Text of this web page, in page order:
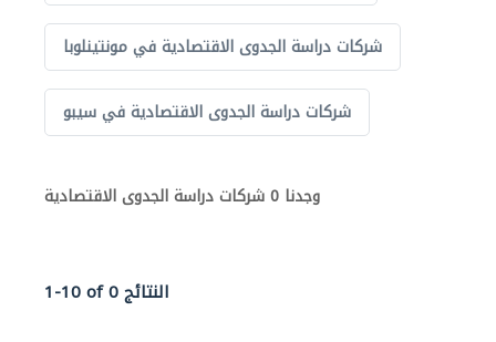
شركات دراسة الجدوى الاقتصادية في مونتينلوبا
شركات دراسة الجدوى الاقتصادية في سيبو
وجدنا 0 شركات دراسة الجدوى الاقتصادية
1-10 of 0 النتائج